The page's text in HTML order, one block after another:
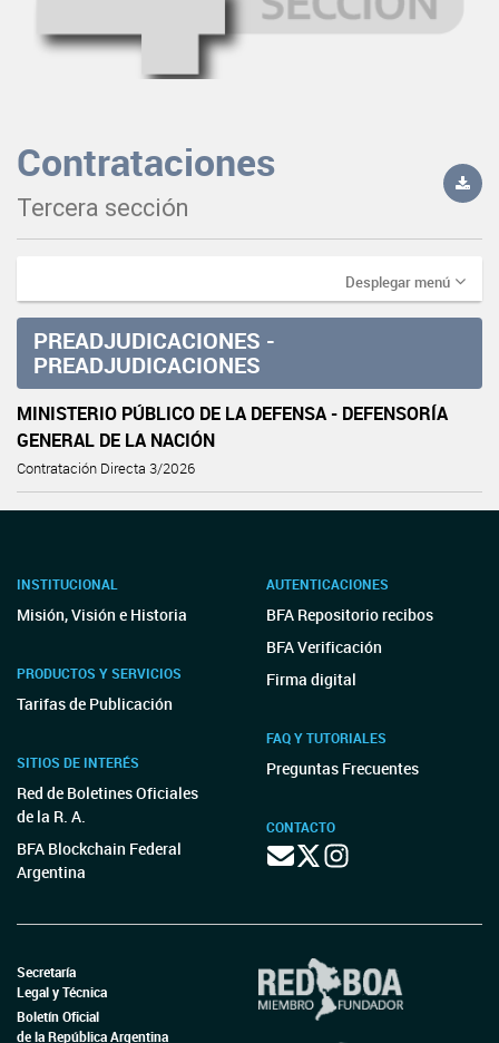
Contrataciones
Tercera sección
Desplegar menú
PREADJUDICACIONES -
PREADJUDICACIONES
MINISTERIO PÚBLICO DE LA DEFENSA - DEFENSORÍA
GENERAL DE LA NACIÓN
Contratación Directa 3/2026
INSTITUCIONAL
Misión, Visión e Historia
PRODUCTOS Y SERVICIOS
Tarifas de Publicación
SITIOS DE INTERÉS
Red de Boletines Oficiales
de la R. A.
BFA Blockchain Federal
Argentina
AUTENTICACIONES
BFA Repositorio recibos
BFA Verificación
Firma digital
FAQ Y TUTORIALES
Preguntas Frecuentes
CONTACTO
Secretaría
Legal y Técnica
Boletín Oficial
de la República Argentina